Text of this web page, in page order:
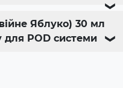
❯
Яблуко) 30 мл
для POD системи
❯